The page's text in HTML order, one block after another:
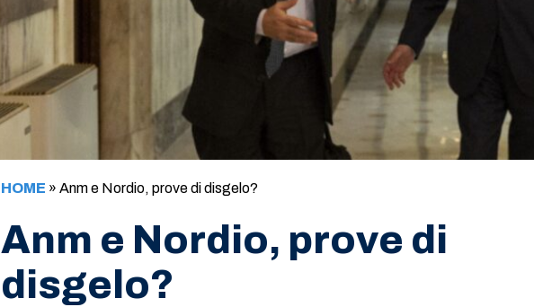
HOME »Anm e Nordio, prove di disgelo?
Anm e Nordio, prove di
disgelo?